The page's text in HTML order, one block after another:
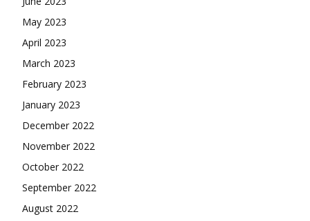
May 2023
April 2023
March 2023
February 2023
January 2023
December 2022
November 2022
October 2022
September 2022
August 2022